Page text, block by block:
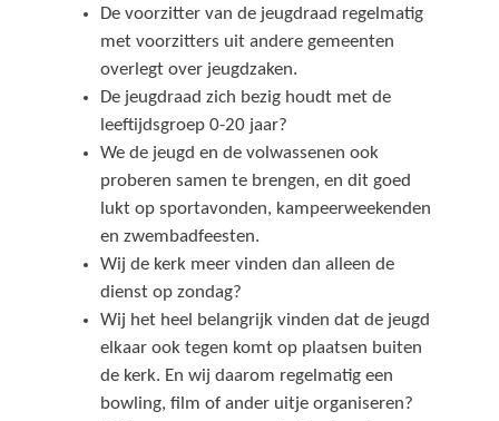
De voorzitter van de jeugdraad regelmatig
met voorzitters uit andere gemeenten
overlegt over jeugdzaken.
De jeugdraad zich bezig houdt met de
leeftijdsgroep 0-20 jaar?
We de jeugd en de volwassenen ook
proberen samen te brengen, en dit goed
lukt op sportavonden, kampeerweekenden
en zwembadfeesten.
Wij de kerk meer vinden dan alleen de
dienst op zondag?
Wij het heel belangrijk vinden dat de jeugd
elkaar ook tegen komt op plaatsen buiten
de kerk. En wij daarom regelmatig een
bowling, film of ander uitje organiseren?